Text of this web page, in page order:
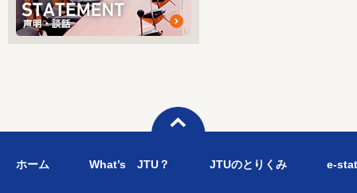
ホーム What’s JTU？ JTUのとりくみ e-